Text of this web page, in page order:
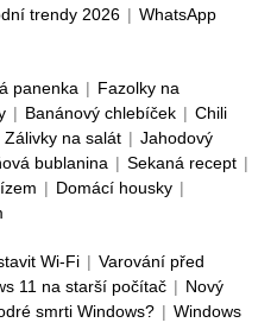
trendy 2026 | WhatsApp
panenka | Fazolky na
| Banánový chlebíček | Chili
Zálivky na salát | Jahodový
bublanina | Sekaná recept |
| Domácí housky |
Wi-Fi | Varování před
11 na starší počítač | Nový
smrti Windows? | Windows